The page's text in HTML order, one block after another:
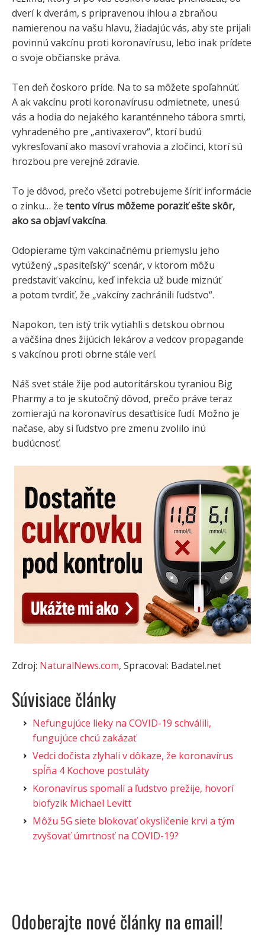
dverí k dverám, s pripravenou ihlou a zbraňou
namierenou na vašu hlavu, žiadajúc vás, aby ste prijali
povinnú vakcínu proti koronavírusu, lebo inak prídete
o svoje občianske práva.
Ten deň čoskoro príde. Na to sa môžete spoľahnúť.
A ak vakcínu proti koronavírusu odmietnete, unesú
vás a hodia do nejakého karanténneho tábora smrti,
vyhradeného pre „antivaxerov“, ktorí budú
vykresľovaní ako masoví vrahovia a zločinci, ktorí sú
hrozbou pre verejné zdravie.
To je dôvod, prečo všetci potrebujeme šíriť informácie
o zinku… že tento vírus môžeme poraziť ešte skôr,
ako sa objaví vakcína.
Odopierame tým vakcinačnému priemyslu jeho
vytúžený „spasiteľský“ scenár, v ktorom môžu
predstaviť vakcínu, keď infekcia už bude miznúť
a potom tvrdiť, že „vakcíny zachránili ľudstvo“.
Napokon, ten istý trik vytiahli s detskou obrnou
a väčšina dnes žijúcich lekárov a vedcov propagande
s vakcínou proti obrne stále verí.
Náš svet stále žije pod autoritárskou tyraniou Big
Pharmy a to je skutočný dôvod, prečo práve teraz
zomierajú na koronavírus desaťtisíce ľudí. Možno je
načase, aby si ľudstvo pre zmenu zvolilo inú
budúcnosť.
Zdroj: NaturalNews.com, Spracoval: Badatel.net
Súvisiace články
Nefungujúce lieky na COVID-19 schválili,
fungujúce chcú zakázať
Vedci dočista zlyhali v dôkaze, že koronavírus
spĺňa 4 Kochove postuláty
Koronavírus spomalí a ľudstvo prežije, hovorí
biofyzik Michael Levitt
Môžu 5G siete blokovať okysličenie krvi a tým
zvyšovať úmrtnosť na COVID-19?
Odoberajte nové články na email!